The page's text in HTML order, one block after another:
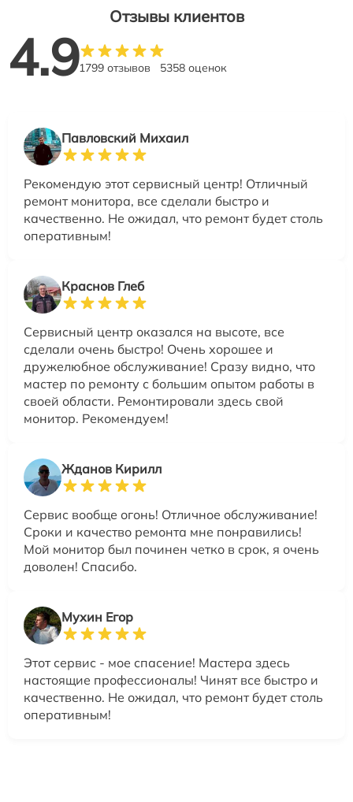
Отзывы клиентов
4.91799 отзывов 5358 оценок
Павловский Михаил
Рекомендую этот сервисный центр! Отличный
ремонт монитора, все сделали быстро и
качественно. Не ожидал, что ремонт будет столь
оперативным!
Краснов Глеб
Сервисный центр оказался на высоте, все
сделали очень быстро! Очень хорошее и
дружелюбное обслуживание! Сразу видно, что
мастер по ремонту с большим опытом работы в
своей области. Ремонтировали здесь свой
монитор. Рекомендуем!
Жданов Кирилл
Сервис вообще огонь! Отличное обслуживание!
Сроки и качество ремонта мне понравились!
Мой монитор был починен четко в срок, я очень
доволен! Спасибо.
Мухин Егор
Этот сервис - мое спасение! Мастера здесь
настоящие профессионалы! Чинят все быстро и
качественно. Не ожидал, что ремонт будет столь
оперативным!